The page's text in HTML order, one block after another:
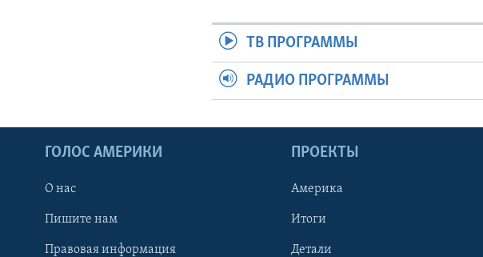
ТВ ПРОГРАММЫ
РАДИО ПРОГРАММЫ
ГОЛОС АМЕРИКИ
О нас
Пишите нам
Правовая информация
ПРОЕКТЫ
Америка
Итоги
Детали